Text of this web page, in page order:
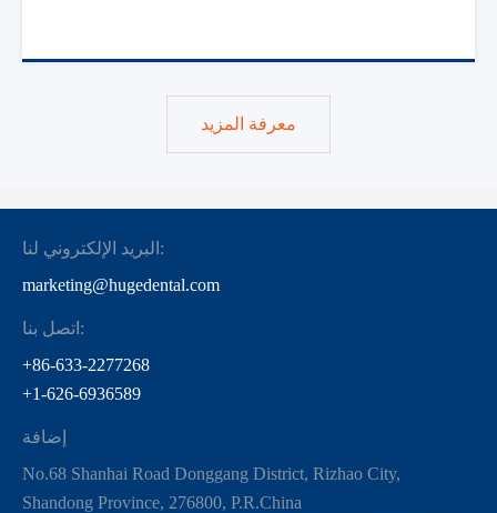
معرفة المزيد
البريد الإلكتروني لنا:
marketing@hugedental.com
اتصل بنا:
+86-633-2277268
+1-626-6936589
إضافة
No.68 Shanhai Road Donggang District, Rizhao City,
Shandong Province, 276800, P.R.China